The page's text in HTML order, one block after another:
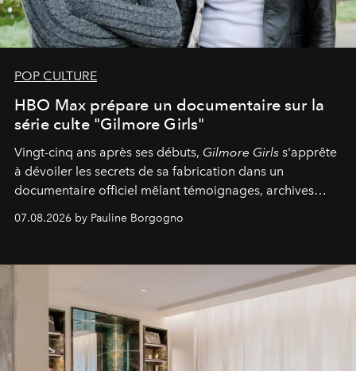
POP CULTURE
HBO Max prépare un documentaire sur la
série culte "Gilmore Girls"
Vingt-cinq ans après ses débuts, Gilmore Girls s'apprête
à dévoiler les secrets de sa fabrication dans un
documentaire officiel mêlant témoignages, archives
inédites et plongée dans les coulisses d'un phénomène
générationnel.
07.08.2026 by Pauline Borgogno